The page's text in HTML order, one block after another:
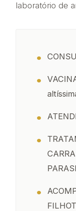
laboratório de